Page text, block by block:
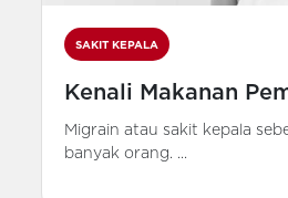
SAKIT KEPALA
Kenali Makanan
Migrain atau sakit kepala
banyak orang. ...